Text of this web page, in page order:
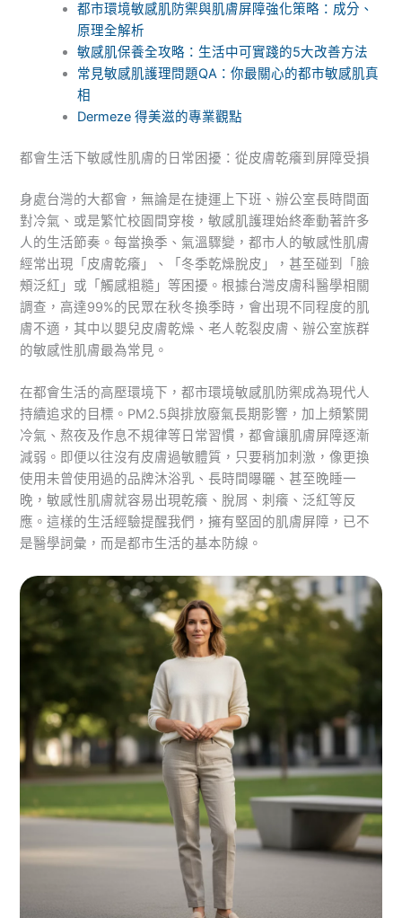
都市環境敏感肌防禦與肌膚屏障強化策略：成分、
原理全解析
敏感肌保養全攻略：生活中可實踐的5大改善方法
常見敏感肌護理問題QA：你最關心的都市敏感肌真
相
Dermeze 得美滋的專業觀點
都會生活下敏感性肌膚的日常困擾：從皮膚乾癢到屏障受損
身處台灣的大都會，無論是在捷運上下班、辦公室長時間面
對冷氣、或是繁忙校園間穿梭，敏感肌護理始終牽動著許多
人的生活節奏。每當換季、氣溫驟變，都市人的敏感性肌膚
經常出現「皮膚乾癢」、「冬季乾燥脫皮」，甚至碰到「臉
頰泛紅」或「觸感粗糙」等困擾。根據台灣皮膚科醫學相關
調查，高達99%的民眾在秋冬換季時，會出現不同程度的肌
膚不適，其中以嬰兒皮膚乾燥、老人乾裂皮膚、辦公室族群
的敏感性肌膚最為常見。
在都會生活的高壓環境下，都市環境敏感肌防禦成為現代人
持續追求的目標。PM2.5與排放廢氣長期影響，加上頻繁開
冷氣、熬夜及作息不規律等日常習慣，都會讓肌膚屏障逐漸
減弱。即便以往沒有皮膚過敏體質，只要稍加刺激，像更換
使用未曾使用過的品牌沐浴乳、長時間曝曬、甚至晚睡一
晚，敏感性肌膚就容易出現乾癢、脫屑、刺癢、泛紅等反
應。這樣的生活經驗提醒我們，擁有堅固的肌膚屏障，已不
是醫學詞彙，而是都市生活的基本防線。